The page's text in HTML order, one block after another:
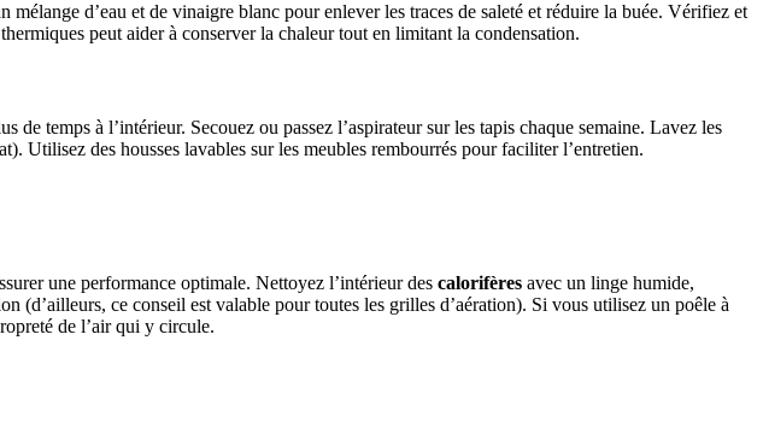
mélange d’eau et de vinaigre blanc pour enlever les traces de saleté et réduire la buée. Vérifiez et
peut aider à conserver la chaleur tout en limitant la condensation.
de temps à l’intérieur. Secouez ou passez l’aspirateur sur les tapis chaque semaine. Lavez les
Utilisez des housses lavables sur les meubles rembourrés pour faciliter l’entretien.
une performance optimale. Nettoyez l’intérieur des calorifères avec un linge humide,
(d’ailleurs, ce conseil est valable pour toutes les grilles d’aération). Si vous utilisez un poêle à
de l’air qui y circule.